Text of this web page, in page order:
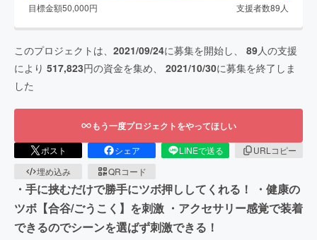
目標金額50,000円 支援者数89 人
このプロジェクトは、 2021/09/24に募集を開始し、 89人の支援
により 517,823円の資金を集め、 2021/10/30に募集を終了しま
した
もう一度プロジェクトをやってほしい
ポスト シェア LINEで送る
URLコピー
埋め込み
QRコード
・手に挟むだけで勝手にツボ押ししてくれる！ ・健康の
ツボ【合谷/ごうこく】を刺激 ・アクセサリー感覚で装着
できるのでシーンを選ばず刺激できる！